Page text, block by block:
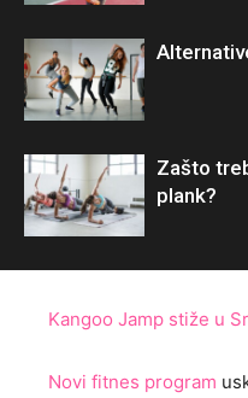
Zašto
plank?
Kangoo Jamp stiže u
Novi fitnes program